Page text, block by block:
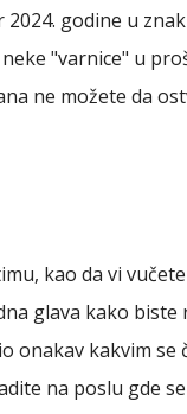
godine u
"varnice" u
ne možete da
kao da vi
glava kako biste
onakav kakvim se
na poslu gde